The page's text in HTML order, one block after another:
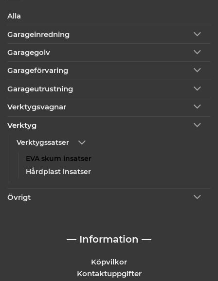
Alla
Garageinredning
Garagegolv
Garageförvaring
Garageutrustning
Verktygsvagnar
Verktyg
Verktygssatser
EVA skum insatser
Hårdplast insatser
Övrigt
— Information —
Köpvilkor
Kontaktuppgifter